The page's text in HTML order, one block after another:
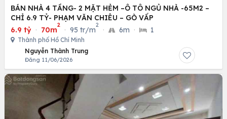
BÁN NHÀ 4 TẦNG- 2 MẶT HẺM –Ô TÔ NGỦ NHÀ -65M2 –
CHỈ 6.9 TỶ- PHẠM VĂN CHIÊU – GÒ VẤP
6.9 tỷ · 70m
2
· 95 tr/m
2
· 6m · 1
Thành phố Hồ Chí Minh
Nguyễn Thành Trung
Đăng 11/06/2026